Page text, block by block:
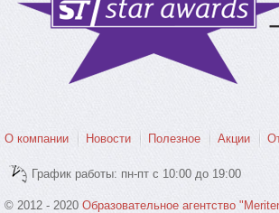
О компании Новости Полезное Акции
График работы: пн-пт с 10:00 до 19:00
© 2012 - 2020 Образовательное агентство